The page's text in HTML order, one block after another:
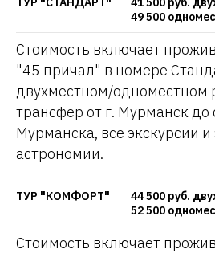
49 500
Стоимость включает
"45 причал" в номере
двухместном/одноместном
трансфер от г. Мурманск до
Мурманска, все экскурсии и
астрономии.
ТУР "КОМФОРТ"
44 500 руб.
52 500
Стоимость включает